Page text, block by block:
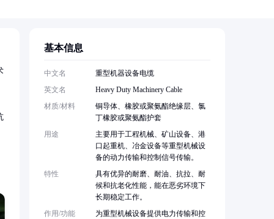
基本信息
中文名
重型机器设备电缆
英文名
Heavy Duty Machinery Cable
材质/材料
铜导体、橡胶或聚氨酯绝缘层、氯
丁橡胶或聚氨酯护套
用途
主要用于工程机械、矿山设备、港
口起重机、冶金设备等重型机械设
备的动力传输和控制信号传输。
特性
具有优异的耐磨、耐油、抗拉、耐
候和抗老化性能，能在恶劣环境下
长期稳定工作。
作用/功能
为重型机械设备提供电力传输和控